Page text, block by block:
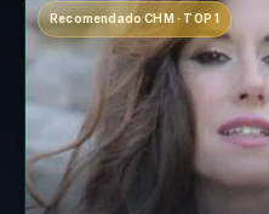
Recomendado CHM · TOP 1